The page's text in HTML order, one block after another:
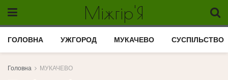
Міжгір'Я
ГОЛОВНА УЖГОРОД МУКАЧЕВО СУСПІЛЬСТВО
Головна МУКАЧЕВО